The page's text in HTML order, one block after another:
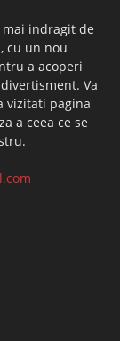
mai indragit de
cu un nou
a acoperi
Va
vizitati pagina
a ceea ce se